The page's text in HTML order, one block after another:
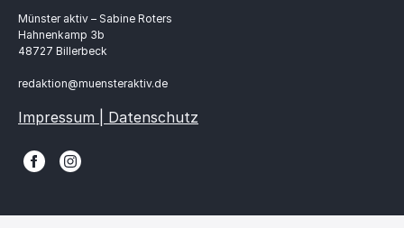
Münster aktiv – Sabine Roters
Hahnenkamp 3b
48727 Billerbeck
redaktion@muensteraktiv.de
Impressum | Datenschutz